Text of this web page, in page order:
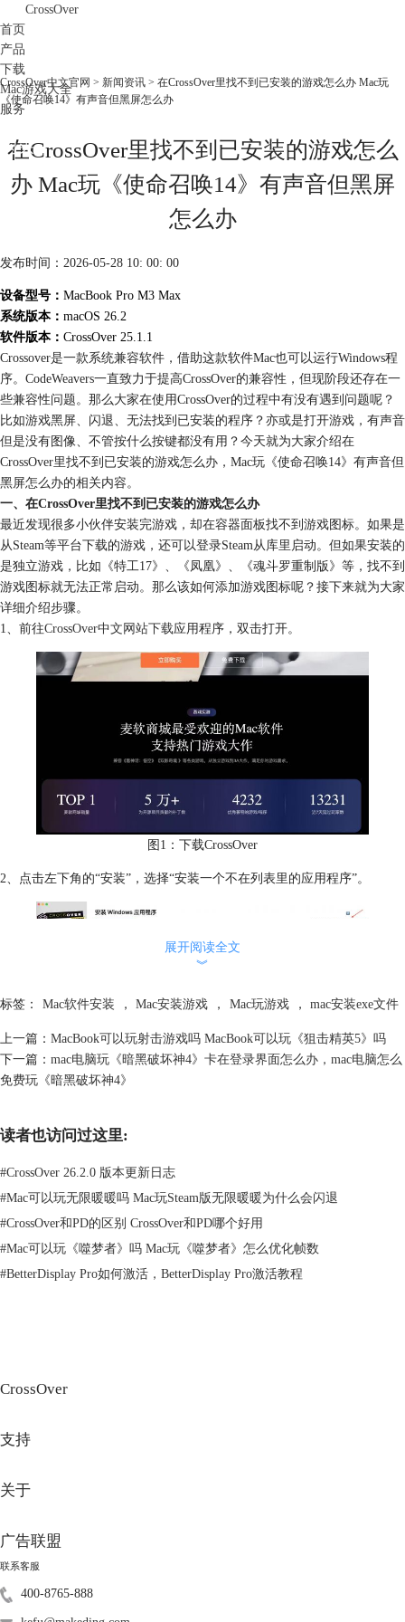
CrossOver
首页
产品
下载
Mac游戏大全
服务
购买
CrossOver中文官网 > 新闻资讯 > 在CrossOver里找不到已安装的游戏怎么办 Mac玩
《使命召唤14》有声音但黑屏怎么办
在CrossOver里找不到已安装的游戏怎么
办 Mac玩《使命召唤14》有声音但黑屏
怎么办
发布时间：2026-05-28 10: 00: 00
设备型号： MacBook Pro M3 Max
系统版本： macOS 26.2
软件版本： CrossOver 25.1.1
Crossover是一款系统兼容软件，借助这款软件Mac也可以运行Windows程
序。CodeWeavers一直致力于提高CrossOver的兼容性，但现阶段还存在一
些兼容性问题。那么大家在使用CrossOver的过程中有没有遇到问题呢？
比如游戏黑屏、闪退、无法找到已安装的程序？亦或是打开游戏，有声音
但是没有图像、不管按什么按键都没有用？今天就为大家介绍在
CrossOver里找不到已安装的游戏怎么办，Mac玩《使命召唤14》有声音但
黑屏怎么办的相关内容。
一、在CrossOver里找不到已安装的游戏怎么办
最近发现很多小伙伴安装完游戏，却在容器面板找不到游戏图标。如果是
从Steam等平台下载的游戏，还可以登录Steam从库里启动。但如果安装的
是独立游戏，比如《特工17》、《凤凰》、《魂斗罗重制版》等，找不到
游戏图标就无法正常启动。那么该如何添加游戏图标呢？接下来就为大家
详细介绍步骤。
1、前往CrossOver中文网站下载应用程序，双击打开。
图1：下载CrossOver
2、点击左下角的“安装”，选择“安装一个不在列表里的应用程序”。
图2：手动安装应用程序
3、选择应用程序，后缀名一般是exe，点击“选择安装包”。
5、确认应用程序安装包和所选容器无误后，开始安装应用程序。
展开阅读全文
︾
标签： Mac软件安装 ， Mac安装游戏 ， Mac玩游戏 ， mac安装exe文件
上一篇： MacBook可以玩射击游戏吗 MacBook可以玩《狙击精英5》吗
下一篇： mac电脑玩《暗黑破坏神4》卡在登录界面怎么办，mac电脑怎么
免费玩《暗黑破坏神4》
读者也访问过这里:
#CrossOver 26.2.0 版本更新日志
#Mac可以玩无限暖暖吗 Mac玩Steam版无限暖暖为什么会闪退
#CrossOver和PD的区别 CrossOver和PD哪个好用
#Mac可以玩《噬梦者》吗 Mac玩《噬梦者》怎么优化帧数
#BetterDisplay Pro如何激活，BetterDisplay Pro激活教程
CrossOver
支持
关于
广告联盟
联系客服
400-8765-888